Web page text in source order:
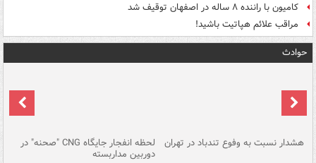
کامیون با راننده ۸ ساله در اصفهان توقیف شد
مراقب علائم هپاتیت باشید!
حوادث
هشدار نسبت به وفوع تندباد در تهران لحظه انفجار جایگاه CNG "صحنه" در
دوربین مداربسته